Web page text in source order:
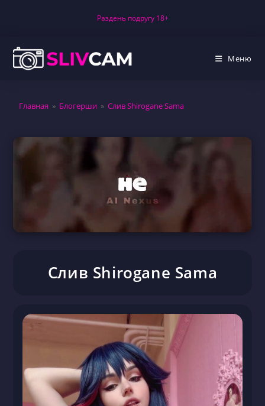
Раздень подругу 18+
Меню
Главная » Блогерши » Слив Shirogane Sama
Слив Shirogane Sama